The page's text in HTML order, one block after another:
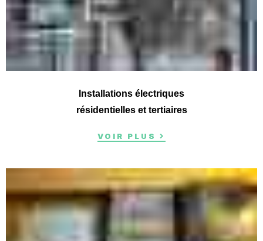
Installations électriques
résidentielles et tertiaires
VOIR PLUS